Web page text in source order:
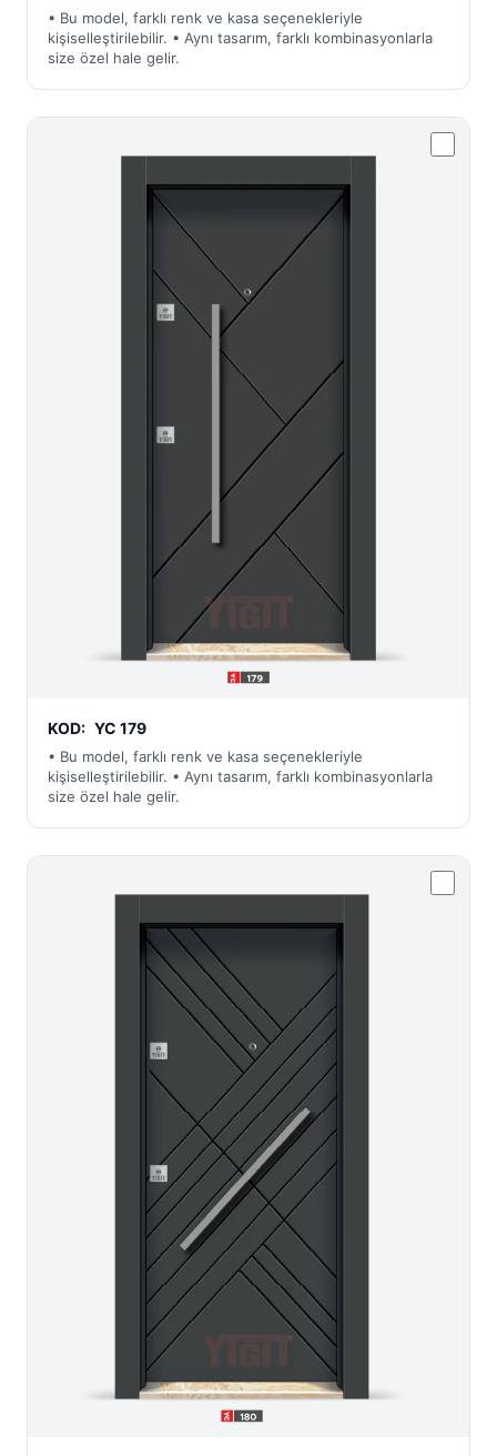
• Bu model, farklı renk ve kasa seçenekleriyle
kişiselleştirilebilir. • Aynı tasarım, farklı kombinasyonlarla
size özel hale gelir.
KOD: YC 179
• Bu model, farklı renk ve kasa seçenekleriyle
kişiselleştirilebilir. • Aynı tasarım, farklı kombinasyonlarla
size özel hale gelir.